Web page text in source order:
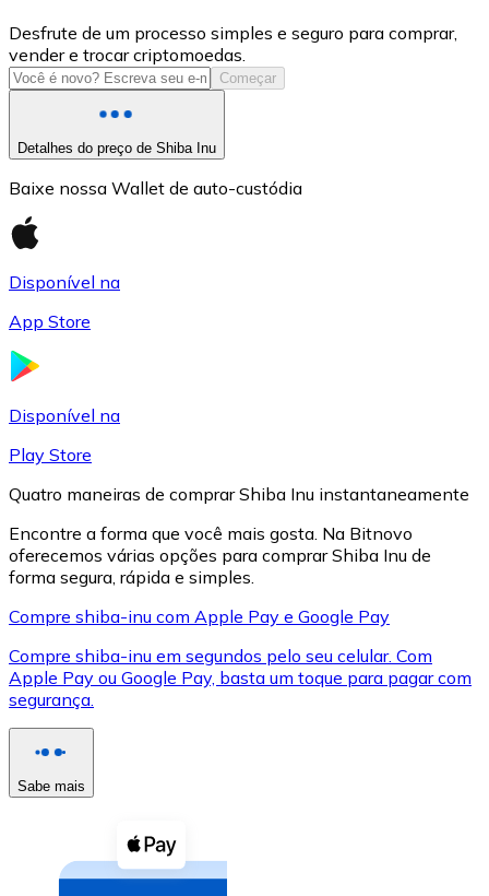
USD Coin
USDC
XRP
XRP
Ver tudo
Cupons cripto
Compre criptomoedas com dinheiro e outros
Desfrute de um processo simples e seguro para comprar,
vender e trocar criptomoedas.
Começar
Detalhes do preço de Shiba Inu
Baixe nossa Wallet de auto-custódia
Disponível na
App Store
Disponível na
Play Store
Quatro maneiras de comprar Shiba Inu instantaneamente
Encontre a forma que você mais gosta. Na Bitnovo
oferecemos várias opções para comprar Shiba Inu de
forma segura, rápida e simples.
Compre shiba-inu com Apple Pay e Google Pay
Compre shiba-inu em segundos pelo seu celular. Com
Apple Pay ou Google Pay, basta um toque para pagar com
segurança.
Sabe mais